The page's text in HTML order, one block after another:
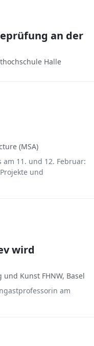
an der
Halle
(MSA)
11. und 12. Februar:
und
wird
Kunst FHNW, Basel
am